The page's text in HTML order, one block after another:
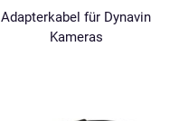
Adapterkabel für Dynavin
Kameras